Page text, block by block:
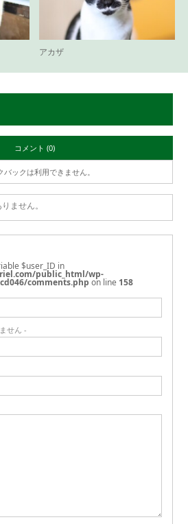
アカザ
コメント (0)
バックは利用できません。
ません。
$user_ID in
public_html/wp-
comments.php on line 158
せん -